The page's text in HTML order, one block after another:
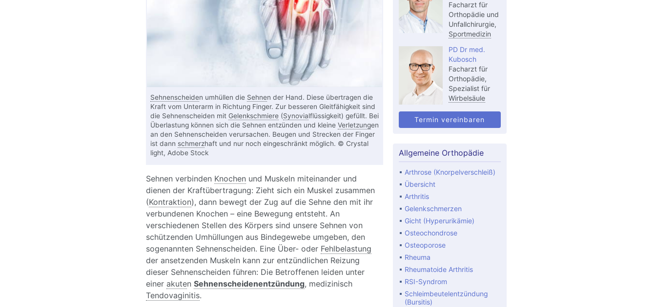
Sehnenscheiden umhüllen die Sehnen der Hand. Diese übertragen die
Kraft vom Unterarm in Richtung Finger. Zur besseren Gleitfähigkeit sind
die Sehnenscheiden mit Gelenkschmiere(Synovialflüssigkeit) gefüllt. Bei
Überlastung können sich die Sehnen entzünden und kleine Verletzungen
an den Sehnenscheiden verursachen. Beugen und Strecken der Finger
ist dann schmerzhaft und nur noch eingeschränkt möglich. © Crystal
light, Adobe Stock
Sehnen verbinden Knochen und Muskeln miteinander und
dienen der Kraftübertragung: Zieht sich ein Muskel zusammen
(Kontraktion), dann bewegt der Zug auf die Sehne den mit ihr
verbundenen Knochen – eine Bewegung entsteht. An
verschiedenen Stellen des Körpers sind unsere Sehnen von
schützenden Umhüllungen aus Bindegewebe umgeben, den
sogenannten Sehnenscheiden. Eine Über- oder Fehlbelastung
der ansetzenden Muskeln kann zur entzündlichen Reizung
dieser Sehnenscheiden führen: Die Betroffenen leiden unter
einer akuten Sehnenscheidenentzündung, medizinisch
Tendovaginitis.
Facharzt für
Orthopädie und
Unfallchirurgie,
Sportmedizin
PD Dr med.
Kubosch
Facharzt für
Orthopädie,
Spezialist für
Wirbelsäule
Termin vereinbaren
Allgemeine Orthopädie
Arthrose (Knorpelverschleiß)
Übersicht
Arthritis
Gelenkschmerzen
Gicht (Hyperurikämie)
Osteochondrose
Osteoporose
Rheuma
Rheumatoide Arthritis
RSI-Syndrom
Schleimbeutelentzündung
(Bursitis)